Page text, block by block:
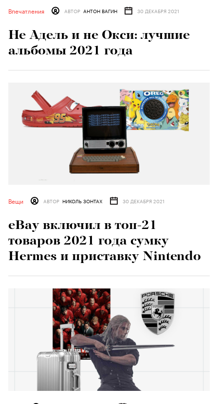
Впечатления АВТОР АНТОН ВАГИН 30 ДЕКАБРЯ 2021
Не Адель и не Окси: лучшие
альбомы 2021 года
Вещи АВТОР НИКОЛЬ ЗОНТАХ 30 ДЕКАБРЯ 2021
eBay включил в топ-21
товаров 2021 года сумку
Hermes и приставку Nintendo